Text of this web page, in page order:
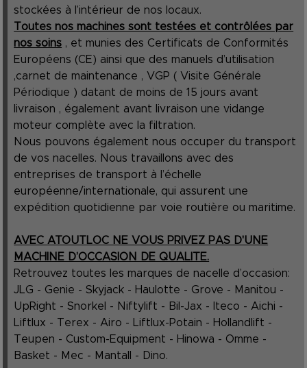
stockées à l’intérieur de nos locaux.
Toutes nos machines sont testées et contrôlées par
nos soins , et munies des Certificats de Conformités
Européens (CE) ainsi que des manuels d’utilisation
,carnet de maintenance , VGP ( Visite Générale
Périodique ) datant de moins de 15 jours avant
livraison , également avant livraison une vidange
moteur complète avec la filtration.
Nous pouvons également nous occuper du transport
de vos nacelles. Nous travaillons avec des
entreprises de transport à l’échelle
européenne/internationale, qui assurent une
expédition quotidienne par voie routière ou maritime.
AVEC ATOUTLOC NE VOUS PRIVEZ PAS D'UNE
MACHINE D’OCCASION DE QUALITE.
Retrouvez toutes les marques de nacelle d’occasion:
JLG - Genie - Skyjack - Haulotte - Grove - Manitou -
UpRight - Snorkel - Niftylift - Bil-Jax - Iteco - Aichi -
Liftlux - Terex - Airo - Liftlux-Potain - Hollandlift -
Teupen - Custom-Equipment - Hinowa - Omme -
Basket - Mec - Mantall - Dino.